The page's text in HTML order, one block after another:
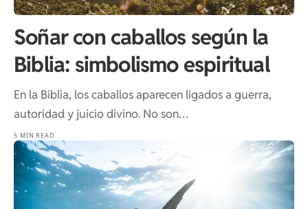
Soñar con caballos según la
Biblia: simbolismo espiritual
En la Biblia, los caballos aparecen ligados a guerra,
autoridad y juicio divino. No son…
5 MIN READ